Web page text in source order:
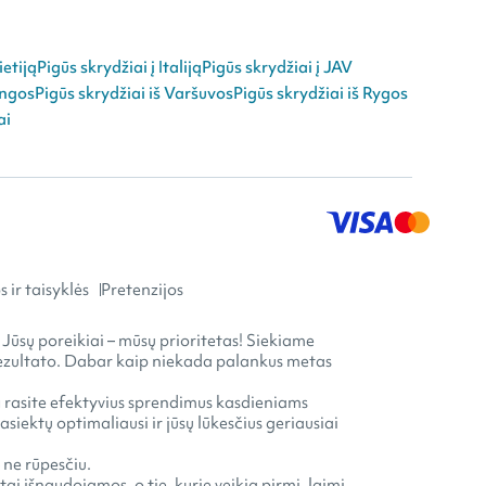
Pigūs skrydžiai į ItalijąPigūs skrydžiai į JAV
Pigūs skrydžiai iš VaršuvosPigūs skrydžiai iš Rygos
ir taisyklės Pretenzijos
poreikiai – mūsų prioritetas! Siekiame
Dabar kaip niekada palankus metas
efektyvius sprendimus kasdieniams
optimaliausi ir jūsų lūkesčius geriausiai
rūpesčiu.